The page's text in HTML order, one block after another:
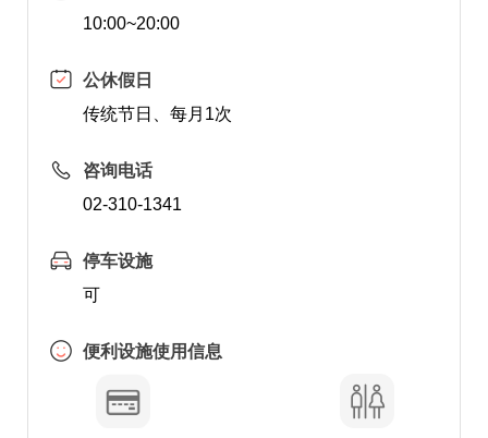
10:00~20:00
公休假日
传统节日、每月1次
咨询电话
02-310-1341
停车设施
可
便利设施使用信息